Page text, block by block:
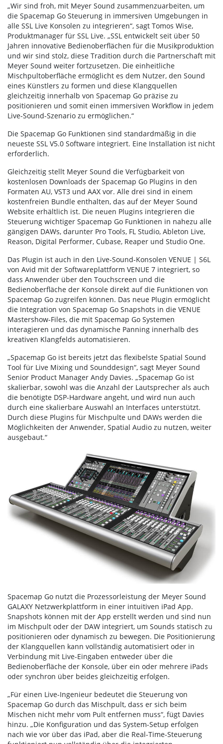
„Wir sind froh, mit Meyer Sound zusammenzuarbeiten, um
die Spacemap Go Steuerung in immersiven Umgebungen in
alle SSL Live Konsolen zu integrieren“, sagt Tomos Wise,
Produktmanager für SSL Live. „SSL entwickelt seit über 50
Jahren innovative Bedienoberflächen für die Musikproduktion
und wir sind stolz, diese Tradition durch die Partnerschaft mit
Meyer Sound weiter fortzusetzen. Die einheitliche
Mischpultoberfläche ermöglicht es dem Nutzer, den Sound
eines Künstlers zu formen und diese Klangquellen
gleichzeitig innerhalb von Spacemap Go präzise zu
positionieren und somit einen immersiven Workflow in jedem
Live-Sound-Szenario zu ermöglichen.“
Die Spacemap Go Funktionen sind standardmäßig in die
neueste SSL V5.0 Software integriert. Eine Installation ist nicht
erforderlich.
Gleichzeitig stellt Meyer Sound die Verfügbarkeit von
kostenlosen Downloads der Spacemap Go Plugins in den
Formaten AU, VST3 und AAX vor. Alle drei sind in einem
kostenfreien Bundle enthalten, das auf der Meyer Sound
Website erhältlich ist. Die neuen Plugins integrieren die
Steuerung wichtiger Spacemap Go Funktionen in nahezu alle
gängigen DAWs, darunter Pro Tools, FL Studio, Ableton Live,
Reason, Digital Performer, Cubase, Reaper und Studio One.
Das Plugin ist auch in den Live-Sound-Konsolen VENUE | S6L
von Avid mit der Softwareplattform VENUE 7 integriert, so
dass Anwender über den Touchscreen und die
Bedienoberfläche der Konsole direkt auf die Funktionen von
Spacemap Go zugreifen können. Das neue Plugin ermöglicht
die Integration von Spacemap Go Snapshots in die VENUE
Mastershow-Files, die mit Spacemap Go Systemen
interagieren und das dynamische Panning innerhalb des
kreativen Klangfelds automatisieren.
„Spacemap Go ist bereits jetzt das flexibelste Spatial Sound
Tool für Live Mixing und Sounddesign“, sagt Meyer Sound
Senior Product Manager Andy Davies. „Spacemap Go ist
skalierbar, sowohl was die Anzahl der Lautsprecher als auch
die benötigte DSP-Hardware angeht, und wird nun auch
durch eine skalierbare Auswahl an Interfaces unterstützt.
Durch diese Plugins für Mischpulte und DAWs werden die
Möglichkeiten der Anwender, Spatial Audio zu nutzen, weiter
ausgebaut.“
Spacemap Go nutzt die Prozessorleistung der Meyer Sound
GALAXY Netzwerkplattform in einer intuitiven iPad App.
Snapshots können mit der App erstellt werden und sind nun
im Mischpult oder der DAW integriert, um Sounds statisch zu
positionieren oder dynamisch zu bewegen. Die Positionierung
der Klangquellen kann vollständig automatisiert oder in
Verbindung mit Live-Eingaben entweder über die
Bedienoberfläche der Konsole, über ein oder mehrere iPads
oder synchron über beides gleichzeitig erfolgen.
„Für einen Live-Ingenieur bedeutet die Steuerung von
Spacemap Go durch das Mischpult, dass er sich beim
Mischen nicht mehr vom Pult entfernen muss“, fügt Davies
hinzu. „Die Konfiguration und das System-Setup erfolgen
nach wie vor über das iPad, aber die Real-Time-Steuerung